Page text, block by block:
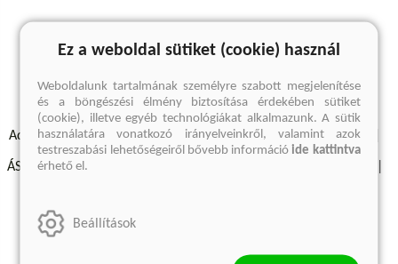
A keresett kifejezésre nincs találat
Adatvédelmi szabályzatok Elállási felmondási nyilatkozat
ÁSZF - Vásárlási feltételek
Szállítási információk
Ez a weboldal sütiket (cookie) használ
Weboldalunk tartalmának személyre szabott megjelenítése
és a böngészési élmény biztosítása érdekében sütiket
(cookie), illetve egyéb technológiákat alkalmazunk. A sütik
használatára vonatkozó irányelveinkről, valamint azok
testreszabási lehetőségeiről bővebb információide kattintva
érhető el.
Beállítások